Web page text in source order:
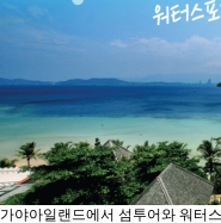
가야아일랜드에서 섬투어와 워터